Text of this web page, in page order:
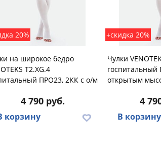
20%
на широкое бедро
T2.XG.4
ПРО23, 2КК с о/м
4 790 руб.
корзину
+скидка 20%
Чулки
госпитальный
открытым
4
В корзину